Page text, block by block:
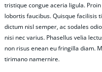
tristique congue aceria ligula.
lobortis faucibus. Quisque facilisis
dictum nisl semper, ac sodales
nisi nec varius. Phasellus velia
non risus enean eu fringilla diam.
tirimano namernire.